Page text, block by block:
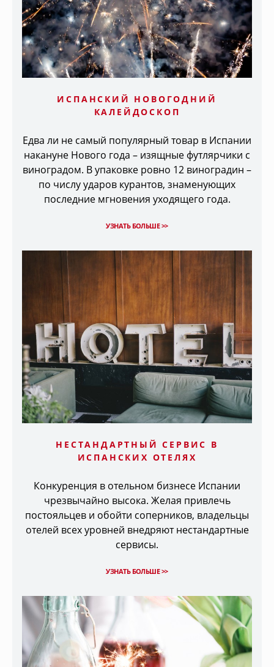
ИСПАНСКИЙ НОВОГОДНИЙ
КАЛЕЙДОСКОП
Едва ли не самый популярный товар в Испании
накануне Нового года – изящные футлярчики с
виноградом. В упаковке ровно 12 виноградин –
по числу ударов курантов, знаменующих
последние мгновения уходящего года.
УЗНАТЬ БОЛЬШЕ >>
НЕСТАНДАРТНЫЙ СЕРВИС В
ИСПАНСКИХ ОТЕЛЯХ
Конкуренция в отельном бизнесе Испании
чрезвычайно высока. Желая привлечь
постояльцев и обойти соперников, владельцы
отелей всех уровней внедряют нестандартные
сервисы.
УЗНАТЬ БОЛЬШЕ >>